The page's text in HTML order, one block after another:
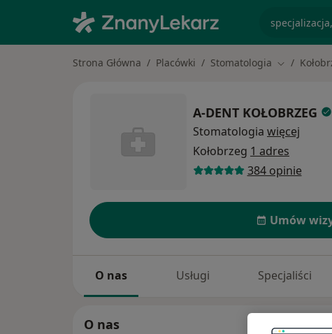
Strona Główna Placówki Stomatologia Zmień
A-DENT KOŁOBRZEG
Stomatologia więcej
Kołobrzeg 1 adres
384 opinie
Umów
O nas Usługi Specjaliści
O nas